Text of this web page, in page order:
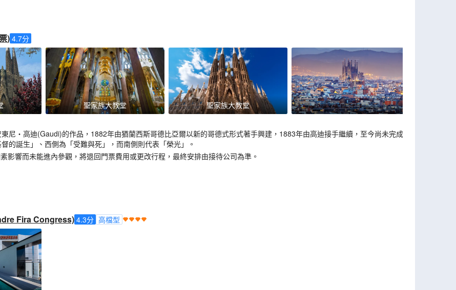
) 4.7分
聖家族大教堂
聖家族大教堂
尼‧高迪(Gaudi)的作品，1882年由猶蘭西斯哥德比亞爾以新的哥德式形式著手興建，1883年由高迪接手繼續，至今尚未完成。
的誕生」、西側為「受難與死」，而南側則代表「榮光」。
影響而未能進內參觀，將退回門票費用或更改行程，最終安排由接待公司為準。
Fira Congress) 4.3分 高檔型